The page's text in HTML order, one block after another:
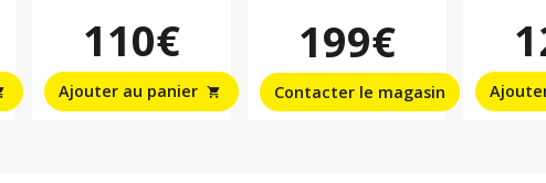
110€
Ajouter au panier shopping_cart
199€
Contacter le magasin